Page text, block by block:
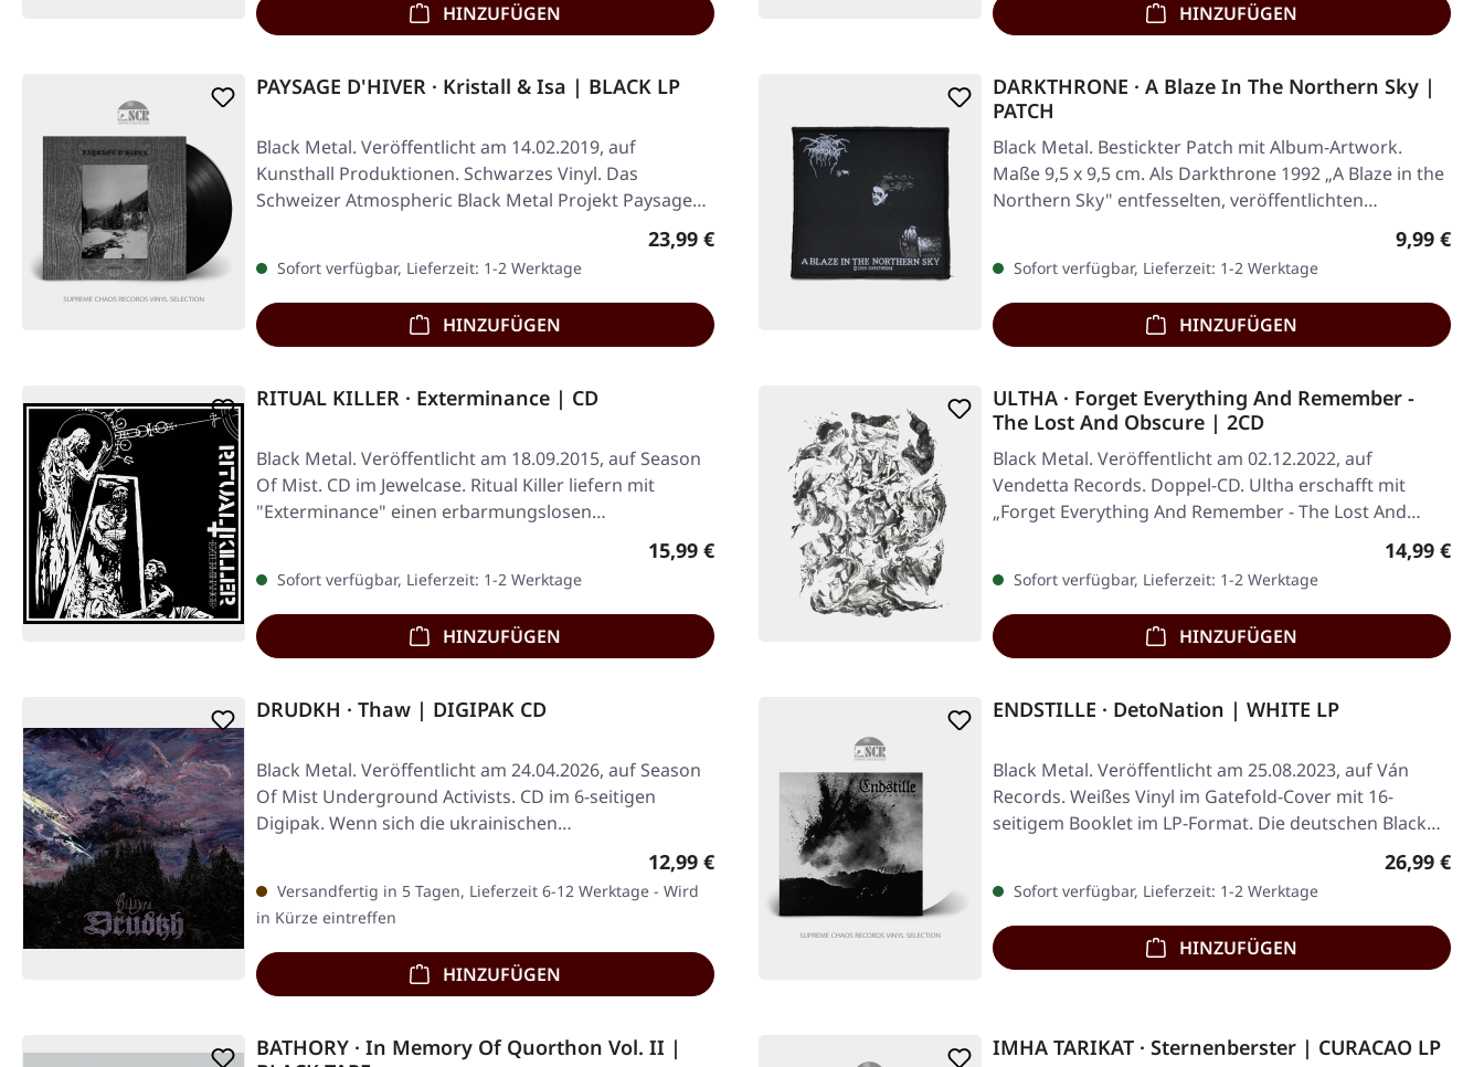
HINZUFÜGEN HINZUFÜGEN
PAYSAGE D'HIVER · Kristall & Isa | BLACK LP
Black Metal. Veröffentlicht am 14.02.2019, auf
Kunsthall Produktionen. Schwarzes Vinyl. Das
Schweizer Atmospheric Black Metal Projekt Paysage
Regulärer Preis:
23,99 €
Sofort verfügbar, Lieferzeit: 1-2 Werktage
HINZUFÜGEN
DARKTHRONE · A Blaze In The Northern Sky |
PATCH
Black Metal. Bestickter Patch mit Album-Artwork.
Maße 9,5 x 9,5 cm. Als Darkthrone 1992 „A Blaze in the
Northern Sky" entfesselten, veröffentlichten…
9,99 €
Sofort verfügbar, Lieferzeit: 1-2 Werktage
HINZUFÜGEN
RITUAL KILLER · Exterminance | CD
Black Metal. Veröffentlicht am 18.09.2015, auf Season
Of Mist. CD im Jewelcase. Ritual Killer liefern mit
"Exterminance" einen erbarmungslosen…
Regulärer Preis:
15,99 €
Sofort verfügbar, Lieferzeit: 1-2 Werktage
HINZUFÜGEN
ULTHA · Forget Everything And Remember -
The Lost And Obscure | 2CD
Black Metal. Veröffentlicht am 02.12.2022, auf
Vendetta Records. Doppel-CD. Ultha erschafft mit
„Forget Everything And Remember - The Lost And…
Regulärer
14,99 €
Sofort verfügbar, Lieferzeit: 1-2 Werktage
HINZUFÜGEN
DRUDKH · Thaw | DIGIPAK CD
Black Metal. Veröffentlicht am 24.04.2026, auf Season
Of Mist Underground Activists. CD im 6-seitigen
Digipak. Wenn sich die ukrainischen…
Regulärer Preis:
12,99 €
Versandfertig in 5 Tagen, Lieferzeit 6-12 Werktage - Wird
in Kürze eintreffen
HINZUFÜGEN
ENDSTILLE · DetoNation | WHITE LP
Black Metal. Veröffentlicht am 25.08.2023, auf Ván
Records. Weißes Vinyl im Gatefold-Cover mit 16-
seitigem Booklet im LP-Format. Die deutschen Black…
Regulärer
26,99 €
Sofort verfügbar, Lieferzeit: 1-2 Werktage
HINZUFÜGEN
BATHORY · In Memory Of Quorthon Vol. II |
IMHA TARIKAT · Sternenberster | CURACAO LP